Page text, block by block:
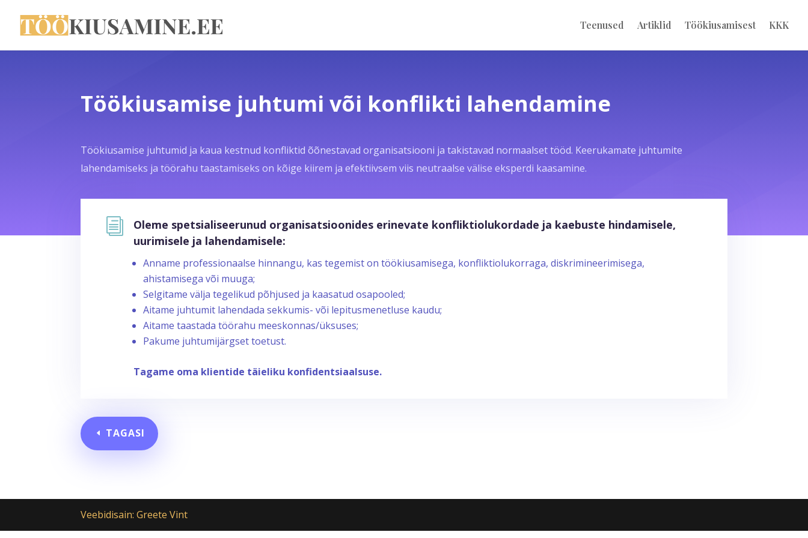
Teenused Artiklid Töökiusamisest KKK
Töökiusamise juhtumi või konflikti lahendamine
Töökiusamise juhtumid ja kaua kestnud konfliktid õõnestavad organisatsiooni ja takistavad normaalset tööd. Keerukamate juhtumite
lahendamiseks ja töörahu taastamiseks on kõige kiirem ja efektiivsem viis neutraalse välise eksperdi kaasamine.
i
Oleme spetsialiseerunud organisatsioonides erinevate konfliktiolukordade ja kaebuste hindamisele,
uurimisele ja lahendamisele:
Anname professionaalse hinnangu, kas tegemist on töökiusamisega, konfliktiolukorraga, diskrimineerimisega,
ahistamisega või muuga;
Selgitame välja tegelikud põhjused ja kaasatud osapooled;
Aitame juhtumit lahendada sekkumis- või lepitusmenetluse kaudu;
Aitame taastada töörahu meeskonnas/üksuses;
Pakume juhtumijärgset toetust.
Tagame oma klientide täieliku konfidentsiaalsuse.
TAGASI
Veebidisain: Greete Vint